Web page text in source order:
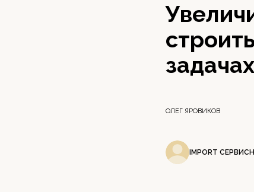
ОЛЕГ ЯРОВИКОВ
IMPORT